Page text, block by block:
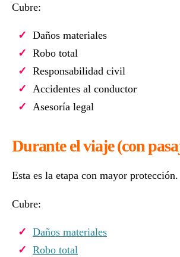
Cubre:
Daños materiales
Robo total
Responsabilidad civil
Accidentes al conductor
Asesoría legal
Durante el viaje (con
Esta es la etapa con mayor protección.
Cubre:
Daños materiales
Robo total